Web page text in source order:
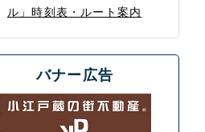
ル」時刻表・ルート案内
バナー広告